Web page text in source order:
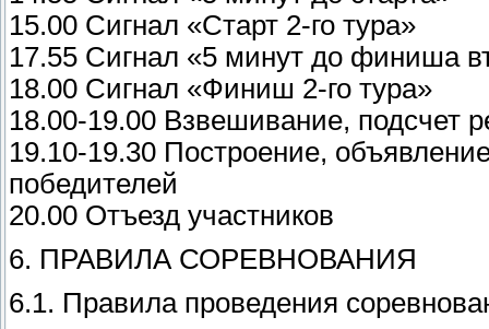
15.00 Сигнал «Старт 2-го тура»
17.55 Сигнал «5 минут до финиша
18.00 Сигнал «Финиш 2-го тура»
18.00-19.00 Взвешивание, подсчет
19.10-19.30 Построение,
победителей
20.00 Отъезд участников
6. ПРАВИЛА СОРЕВНОВАНИЯ
6.1. Правила проведения